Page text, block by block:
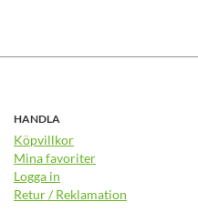
HANDLA
Köpvillkor
Mina favoriter
Logga in
Retur / Reklamation